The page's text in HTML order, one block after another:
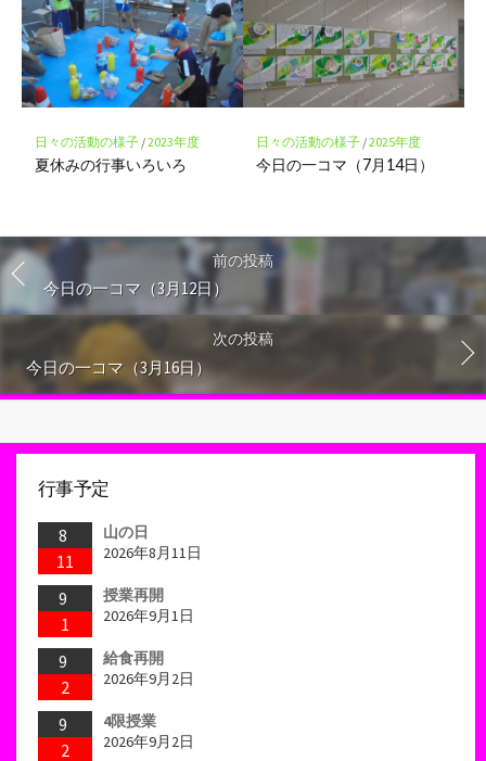
日々の活動の様子/2023年度
夏休みの行事いろいろ
日々の活動の様子/2025年度
今日の一コマ（7月14日）
前の投稿
今日の一コマ（3月12日）
次の投稿
今日の一コマ（3月16日）
行事予定
8
11
山の日
2026年8月11日
9
1
授業再開
2026年9月1日
9
2
給食再開
2026年9月2日
9
2
4限授業
2026年9月2日